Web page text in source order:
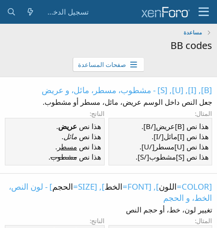
تسجيل الدخول
مساعدة
BB codes
صفحات المساعدة
[B], [I], [U], [S] - مشطوب، مسطر، مائل، و عريض
جعل النص داخل الوسم عريض، مائل، مسطر أو مشطوب.
المثال:
هذا نص [B]عريض[/B].
هذا نص [I]مائل[/I].
هذا نص [U]مسطر[/U].
هذا نص [S]مشطوب[/S].
الناتج:
هذا نص عريض.
هذا نص مائل.
هذا نص مسطر .
هذا نص مشطوب.
[COLOR= اللون], [FONT= الخط], [SIZE= الحجم] - لون النص،
الخط، و الحجم
تغيير لون، خط، أو حجم النص
المثال: الناتج: